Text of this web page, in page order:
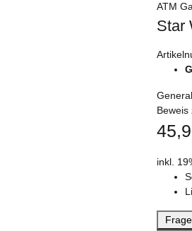
ATM
Star
Beweis
inkl.